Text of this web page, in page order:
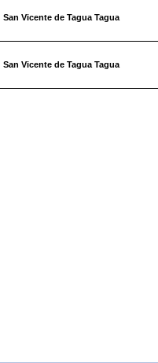
San Vicente de Tagua Tagua
San Vicente de Tagua Tagua